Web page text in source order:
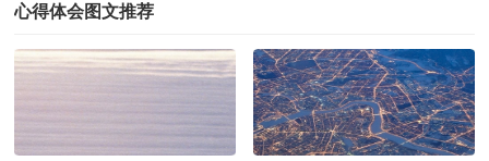
心得体会图文推荐